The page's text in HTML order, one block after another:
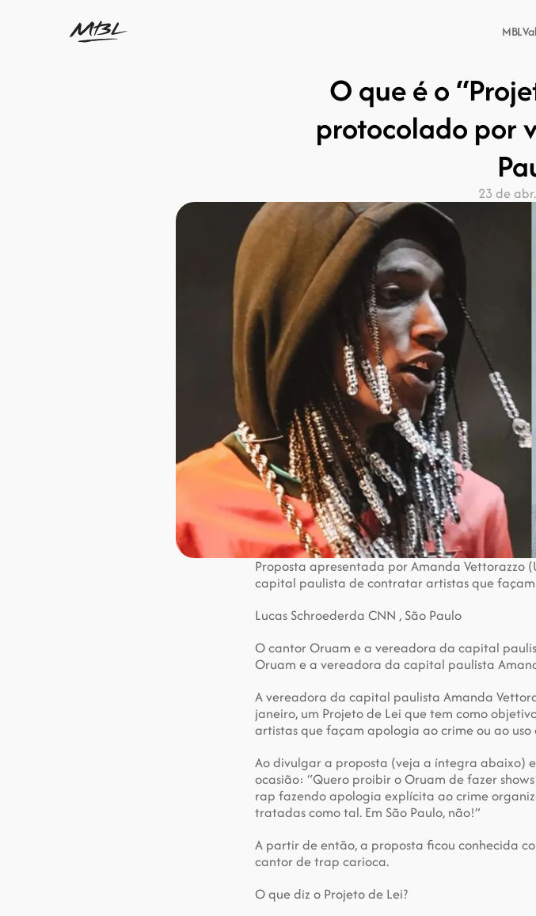
MBL
O que é o
protocolado por
23 de
Proposta apresentada por Amanda Vettorazzo
capital paulista de contratar artistas que
Lucas Schroederda CNN , São Paulo
O cantor Oruam e a vereadora da capital
Oruam e a vereadora da capital paulista
A vereadora da capital paulista Amanda
janeiro, um Projeto de Lei que tem como
artistas que façam apologia ao crime ou ao uso
Ao divulgar a proposta (veja a íntegra abaixo)
ocasião: “Quero proibir o Oruam de fazer
rap fazendo apologia explícita ao crime
tratadas como tal. Em São Paulo, não!”
A partir de então, a proposta ficou conhecida
cantor de trap carioca.
O que diz o Projeto de Lei?